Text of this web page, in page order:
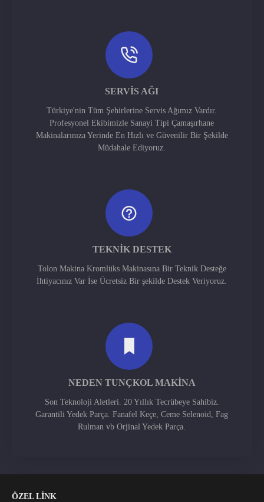
SERVIS AĞI
Türkiye'nin Tüm Şehirlerine Servis Ağımız Vardır.
Profesyonel Ekibimizle Sanayi Tipi Çamaşırhane
Makinalarınıza Yerinde En Hızlı ve Güvenilir Bir Şekilde
Müdahale Ediyoruz.
TEKNIK DESTEK
Tolon Makina Kromlüks Makinasına Bir Teknik Desteğe
İhtiyacınız Var İse Ücretsiz Bir şekilde Destek Veriyoruz.
NEDEN TUNÇKOL MAKINA
Son Teknoloji Aletleri. 20 Yıllık Tecrübeye Sahibiz.
Garantili Yedek Parça. Fanafel Keçe, Ceme Selenoid, Fag
Rulman vb Orjinal Yedek Parça.
ÖZEL LİNK